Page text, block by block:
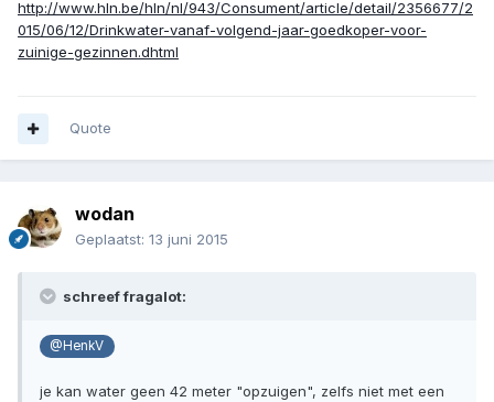
http://www.hln.be/hln/nl/943/Consument/article/detail/2356677/2
015/06/12/Drinkwater-vanaf-volgend-jaar-goedkoper-voor-
zuinige-gezinnen.dhtml
Quote
wodan
Geplaatst: 13 juni 2015
schreef fragalot:
@HenkV
je kan water geen 42 meter "opzuigen", zelfs niet met een